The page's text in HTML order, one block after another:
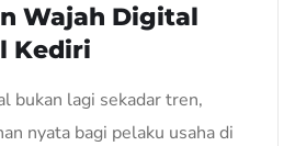
Wajah Digital
Kediri
bukan lagi sekadar tren,
nyata bagi pelaku usaha di